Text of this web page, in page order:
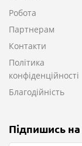
Робота
Партнерам
Контакти
Політика
конфіденційності
Благодійність
Підпишись